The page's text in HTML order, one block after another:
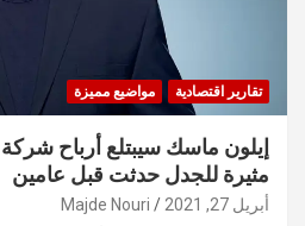
تقارير اقتصادية مواضيع مميزة
إيلون ماسك سيبتلع أرباح
مثيرة للجدل حدثت قبل عامين
أبريل 27, 2021 Majde Nouri